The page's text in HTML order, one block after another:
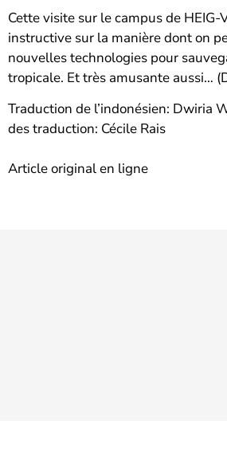
Cette visite sur le campus de HEIG-
instructive sur la manière dont on
nouvelles technologies pour
tropicale. Et très amusante aussi…
Traduction de l’indonésien: Dwiria
des traduction: Cécile Rais
Article original en ligne